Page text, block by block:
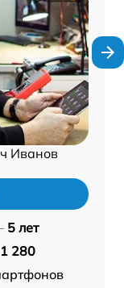
Иванов
5 лет
1 280